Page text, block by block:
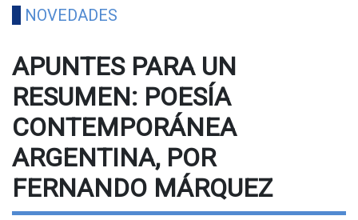
NOVEDADES
APUNTES PARA UN
RESUMEN: POESÍA
CONTEMPORÁNEA
ARGENTINA, POR
FERNANDO MÁRQUEZ